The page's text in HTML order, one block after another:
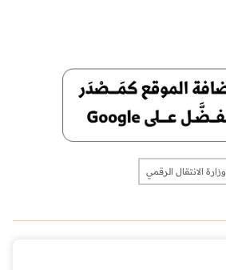
وزارة الانتقال الرقمي